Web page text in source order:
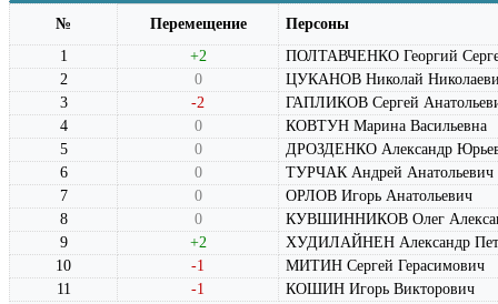
№ Перемещение
Персоны
1
+2
ПОЛТАВЧЕНКО Георгий
2
0
ЦУКАНОВ Николай
3
-2
ГАПЛИКОВ Сергей
4
0
КОВТУН Марина Васильевна
5
0
ДРОЗДЕНКО Александр
6
0
ТУРЧАК Андрей Анатольевич
7
0
ОРЛОВ Игорь Анатольевич
8
0
КУВШИННИКОВ Олег
9
+2
ХУДИЛАЙНЕН Александр
10
-1
МИТИН Сергей Герасимович
11
-1 КОШИН Игорь Викторович